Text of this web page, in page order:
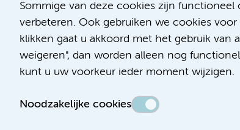
Sommige van deze cookies zijn
verbeteren. Ook gebruiken we cookies
klikken gaat u akkoord met het gebruik van
weigeren", dan worden alleen nog
kunt u uw voorkeur ieder moment wijzigen.
Noodzakelijke cookies
Meibergdreef 9
1105 AZ Amsterdam
Telefoon:
De Boelelaan 1117
1081 HV Amsterdam
Telefoon: